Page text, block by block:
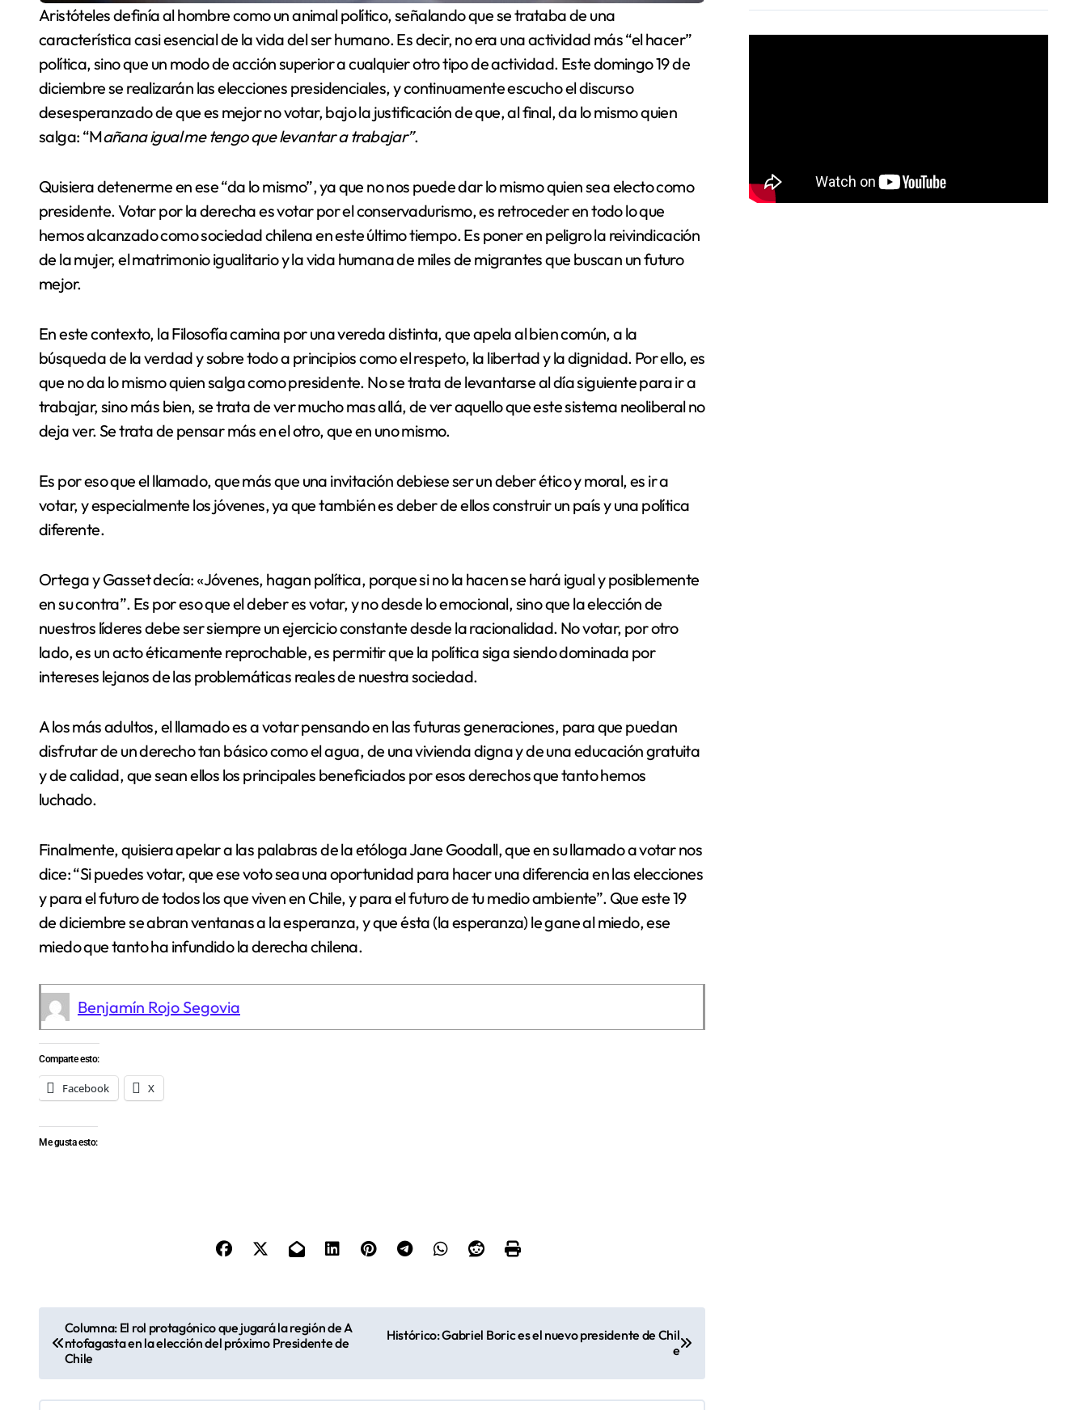
Aristóteles definía al hombre como un animal político, señalando que se trataba de una
característica casi esencial de la vida del ser humano. Es decir, no era una actividad más “el hacer”
política, sino que un modo de acción superior a cualquier otro tipo de actividad. Este domingo 19 de
diciembre se realizarán las elecciones presidenciales, y continuamente escucho el discurso
desesperanzado de que es mejor no votar, bajo la justificación de que, al final, da lo mismo quien
salga: “Mañana igual me tengo que levantar a trabajar”.
Quisiera detenerme en ese “da lo mismo”, ya que no nos puede dar lo mismo quien sea electo como
presidente. Votar por la derecha es votar por el conservadurismo, es retroceder en todo lo que
hemos alcanzado como sociedad chilena en este último tiempo. Es poner en peligro la reivindicación
de la mujer, el matrimonio igualitario y la vida humana de miles de migrantes que buscan un futuro
mejor.
En este contexto, la Filosofía camina por una vereda distinta, que apela al bien común, a la
búsqueda de la verdad y sobre todo a principios como el respeto, la libertad y la dignidad. Por ello, es
que no da lo mismo quien salga como presidente. No se trata de levantarse al día siguiente para ir a
trabajar, sino más bien, se trata de ver mucho mas allá, de ver aquello que este sistema neoliberal no
deja ver. Se trata de pensar más en el otro, que en uno mismo.
Es por eso que el llamado, que más que una invitación debiese ser un deber ético y moral, es ir a
votar, y especialmente los jóvenes, ya que también es deber de ellos construir un país y una política
diferente.
Ortega y Gasset decía: «Jóvenes, hagan política, porque si no la hacen se hará igual y posiblemente
en su contra”. Es por eso que el deber es votar, y no desde lo emocional, sino que la elección de
nuestros líderes debe ser siempre un ejercicio constante desde la racionalidad. No votar, por otro
lado, es un acto éticamente reprochable, es permitir que la política siga siendo dominada por
intereses lejanos de las problemáticas reales de nuestra sociedad.
A los más adultos, el llamado es a votar pensando en las futuras generaciones, para que puedan
disfrutar de un derecho tan básico como el agua, de una vivienda digna y de una educación gratuita
y de calidad, que sean ellos los principales beneficiados por esos derechos que tanto hemos
luchado.
Finalmente, quisiera apelar a las palabras de la etóloga Jane Goodall, que en su llamado a votar nos
dice: “Si puedes votar, que ese voto sea una oportunidad para hacer una diferencia en las elecciones
y para el futuro de todos los que viven en Chile, y para el futuro de tu medio ambiente”. Que este 19
de diciembre se abran ventanas a la esperanza, y que ésta (la esperanza) le gane al miedo, ese
miedo que tanto ha infundido la derecha chilena.
Benjamín Rojo Segovia
Comparte esto:
Facebook X
Me gusta esto:
v
Columna: El rol protagónico que jugará la región de A
ntofagasta en la elección del próximo Presidente de
Chile
Histórico: Gabriel Boric es el nuevo presidente de Chil
e